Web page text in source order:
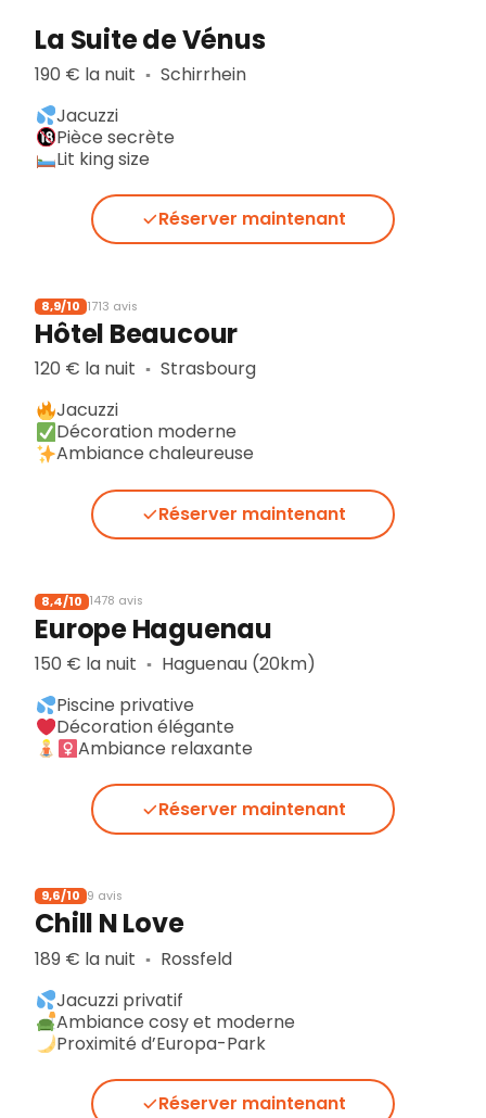
La Suite de Vénus
190 € la nuit ▪︎ Schirrhein
Jacuzzi
Pièce secrète
Lit king size
Réserver maintenant
8,9/10 1713 avis
Hôtel Beaucour
120 € la nuit ▪︎ Strasbourg
Jacuzzi
Décoration moderne
Ambiance chaleureuse
Réserver maintenant
8,4/10 1478 avis
Europe Haguenau
150 € la nuit ▪︎ Haguenau (20km)
Piscine privative
Décoration élégante
Ambiance relaxante
Réserver maintenant
9,6/10 9 avis
Chill N Love
189 € la nuit ▪︎ Rossfeld
Jacuzzi privatif
Ambiance cosy et moderne
Proximité d’Europa-Park
Réserver maintenant